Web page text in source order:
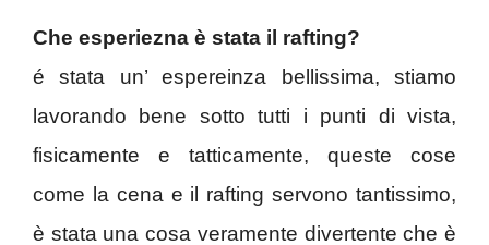
Che esperiezna è stata il rafting?
é stata un’ espereinza bellissima, stiamo
lavorando bene sotto tutti i punti di vista,
fisicamente e tatticamente, queste cose
come la cena e il rafting servono tantissimo,
è stata una cosa veramente divertente che è